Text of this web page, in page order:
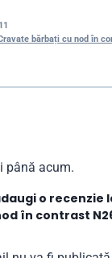
bărbați cu nod în
până acum.
o recenzie
în contrast